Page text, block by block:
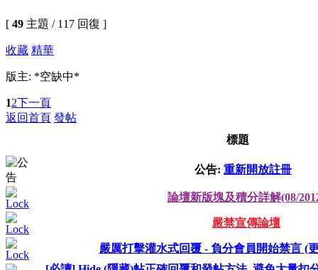
[ 49 主題 / 117 回復 ]
收藏 精華
版主: *空缺中*
12下一頁
返回首頁 發帖
標題
公告: 重新開放註冊
論壇新版塊及積分詳解(08/
嚴禁宣傳論壇
嚴厲打擊灌水式回覆 - 負分會員開始禁言 (